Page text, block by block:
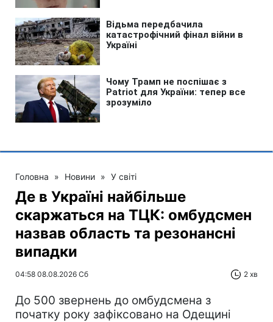
Головна » Новини » У світі
Де в Україні найбільше
скаржаться на ТЦК: омбудсмен
назвав область та резонансні
випадки
04:58 08.08.2026 Сб 2 хв
До 500 звернень до омбудсмена з
початку року зафіксовано на Одещині